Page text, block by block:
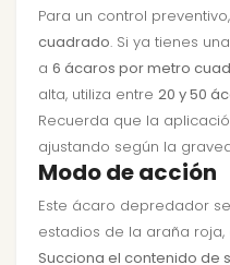
Para un control
cuadrado. Si ya tienes
a 6 ácaros por metro
alta, utiliza entre 20 y 50
Recuerda que la
ajustando según la
Modo de acción
Este ácaro depredador
estadios de la araña
Succiona el contenido de